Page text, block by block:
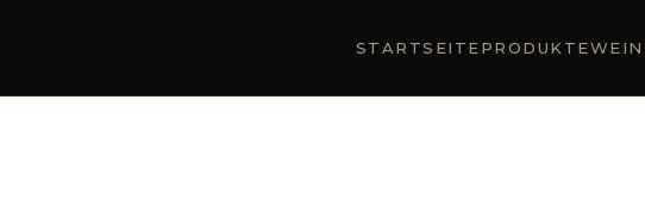
STARTSEITEPRODUKTE